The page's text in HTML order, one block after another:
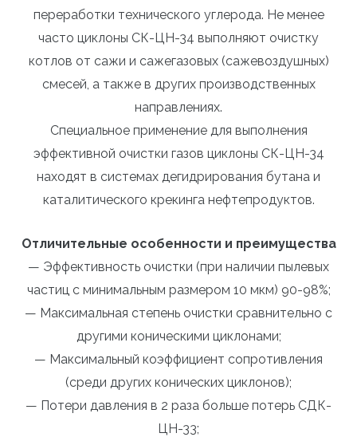
переработки технического углерода. Не менее
часто циклоны СК-ЦН-34 выполняют очистку
котлов от сажи и сажегазовых (сажевоздушных)
смесей, а также в других производственных
направлениях.
Специальное применение для выполнения
эффективной очистки газов циклоны СК-ЦН-34
находят в системах дегидрирования бутана и
каталитического крекинга нефтепродуктов.
Отличительные особенности и преимущества
— Эффективность очистки (при наличии пылевых
частиц с минимальным размером 10 мкм) 90-98%;
— Максимальная степень очистки сравнительно с
другими коническими циклонами;
— Максимальный коэффициент сопротивления
(среди других конических циклонов);
— Потери давления в 2 раза больше потерь СДК-
ЦН-33;